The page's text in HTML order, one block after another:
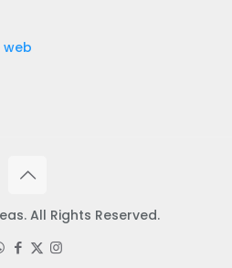
web
All Rights Reserved.